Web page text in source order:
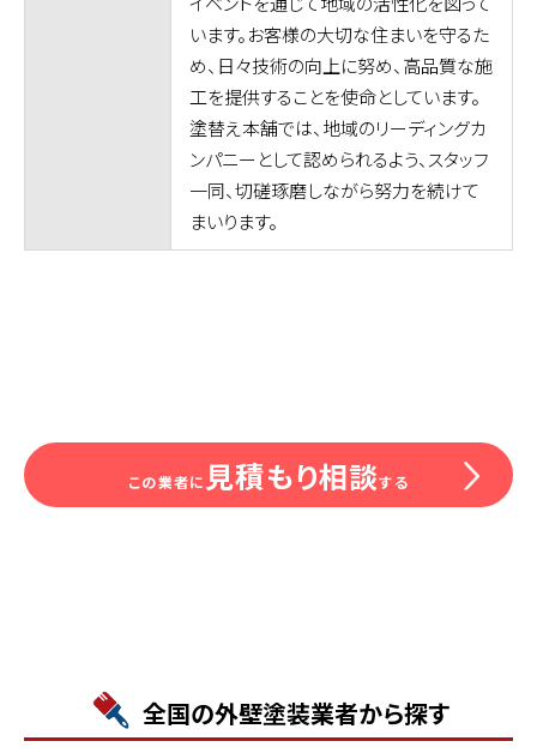
います。お客様の大切な住まいを守るた
め、日々技術の向上に努め、高品質な施
工を提供することを使命としています。
塗替え本舗では、地域のリーディングカ
ンパニーとして認められるよう、スタッフ
一同、切磋琢磨しながら努力を続けて
まいります。
この業者に 見積もり相談する
全国の外壁塗装業者から探す